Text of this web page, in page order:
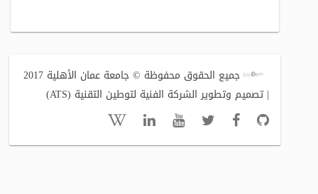
جميع الحقوق محفوظة © جامعة عمان الأهلية 2017
| تصميم وتطوير الشركة الفنية لتوطين التقنية (ATS)